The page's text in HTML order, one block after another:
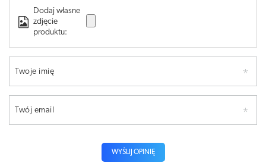
Dodaj własne
zdjęcie
produktu:
Twoje imię
Twój email
WYŚLIJ OPINIĘ